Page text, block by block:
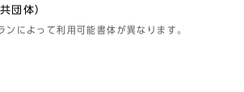
団体）
ンによって利用可能書体が異なります。